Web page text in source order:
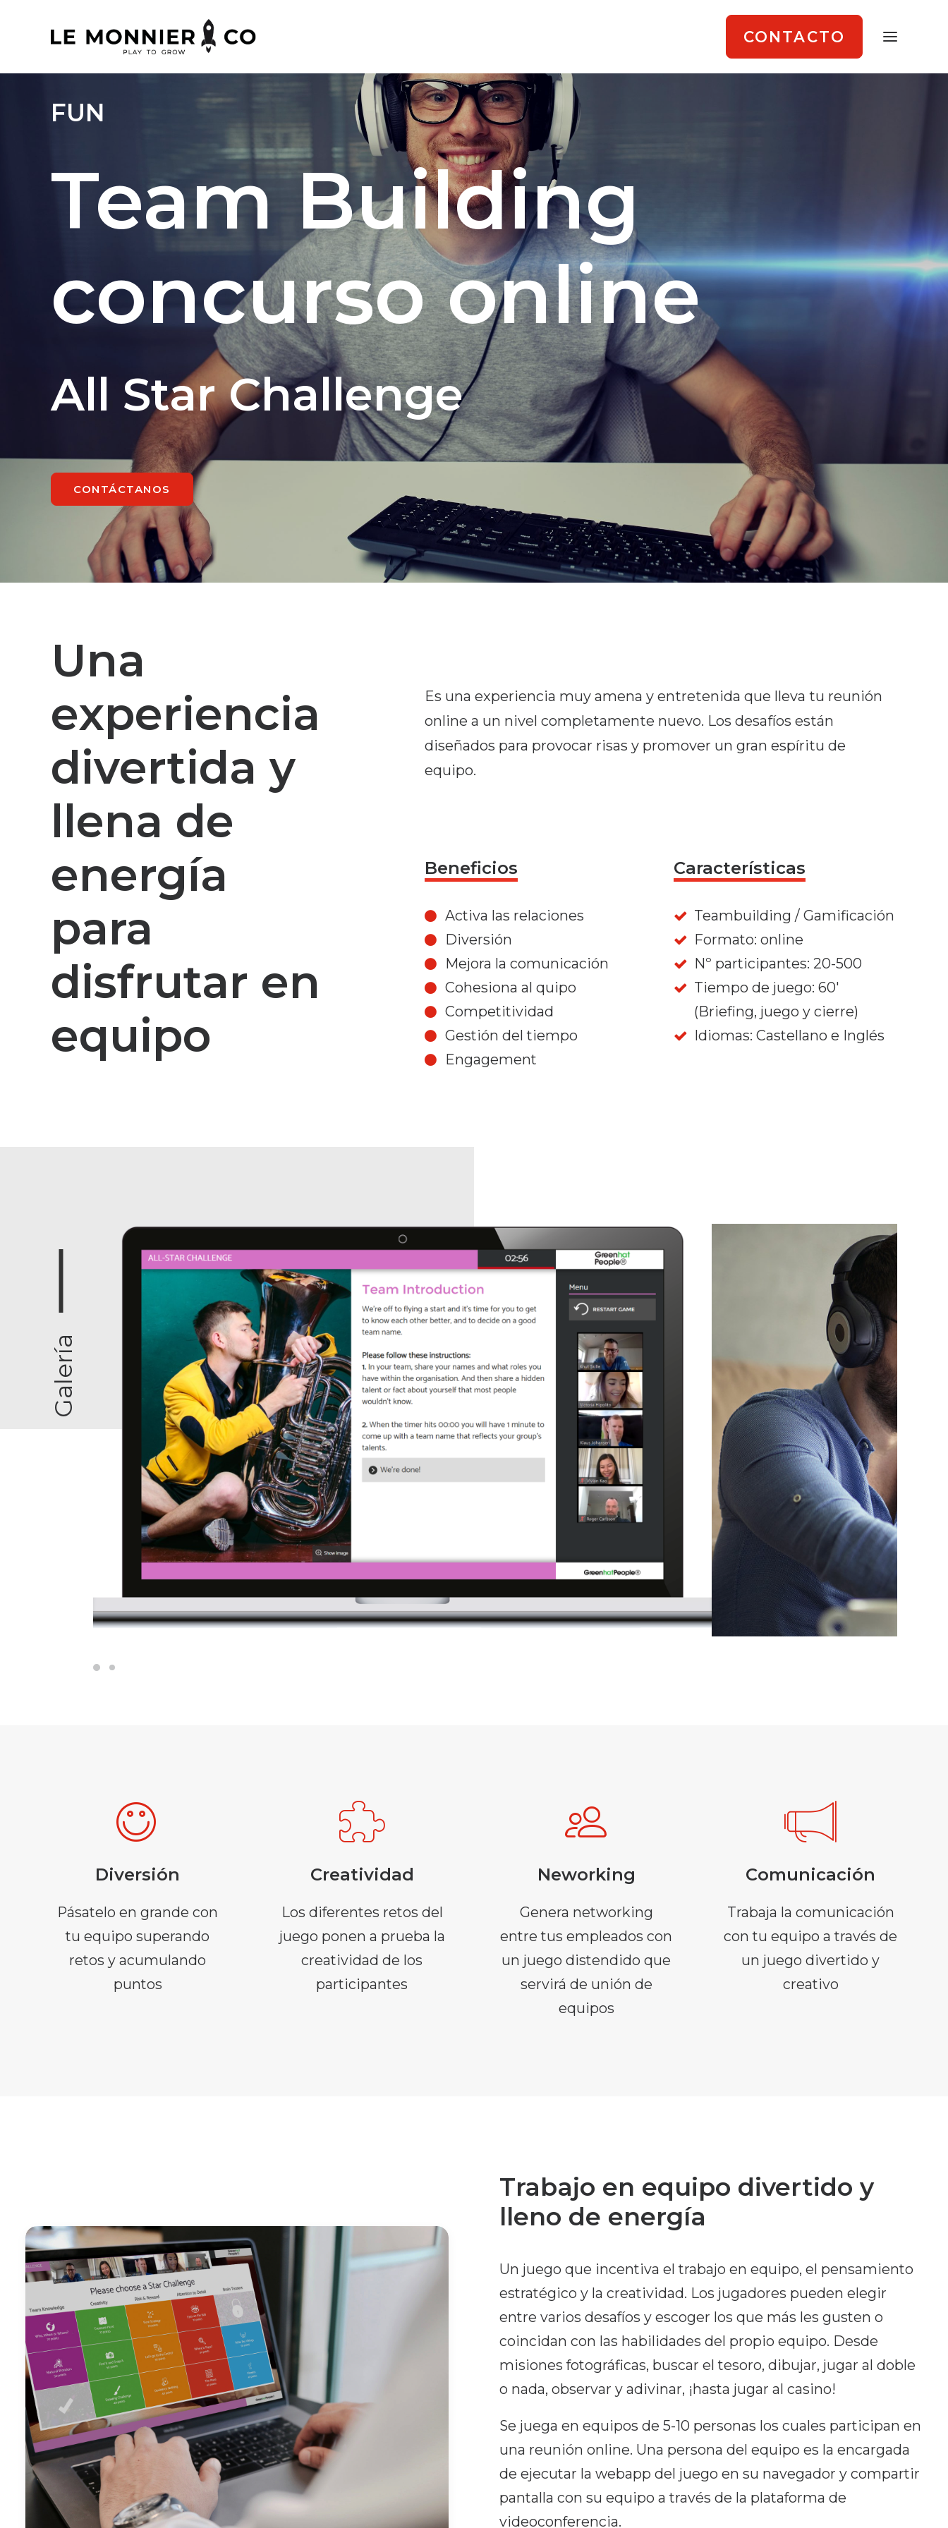
CONTACTO
FUN
Team Building
concurso online
All Star Challenge
CONTÁCTANOS
Una
experiencia
divertida y
llena de
energía
para
disfrutar en
equipo
Es una experiencia muy amena y entretenida que lleva tu reunión
online a un nivel completamente nuevo. Los desafíos están
diseñados para provocar risas y promover un gran espíritu de
equipo.
Beneficios
Activa las relaciones
Diversión
Mejora la comunicación
Cohesiona al quipo
Competitividad
Gestión del tiempo
Engagement
Características
Teambuilding / Gamificación
Formato: online
Nº participantes: 20-500
Tiempo de juego: 60'
(Briefing, juego y cierre)
Idiomas: Castellano e Inglés
Galería
Diversión
Pásatelo en grande con
tu equipo superando
retos y acumulando
puntos
Creatividad
Los diferentes retos del
juego ponen a prueba la
creatividad de los
participantes
Neworking
Genera networking
entre tus empleados con
un juego distendido que
servirá de unión de
equipos
Comunicación
Trabaja la comunicación
con tu equipo a través de
un juego divertido y
creativo
Trabajo en equipo divertido y
lleno de energía
Un juego que incentiva el trabajo en equipo, el pensamiento
estratégico y la creatividad. Los jugadores pueden elegir
entre varios desafíos y escoger los que más les gusten o
coincidan con las habilidades del propio equipo. Desde
misiones fotográficas, buscar el tesoro, dibujar, jugar al doble
o nada, observar y adivinar, ¡hasta jugar al casino!
Se juega en equipos de 5-10 personas los cuales participan en
una reunión online. Una persona del equipo es la encargada
de ejecutar la webapp del juego en su navegador y compartir
pantalla con su equipo a través de la plataforma de
videoconferencia.